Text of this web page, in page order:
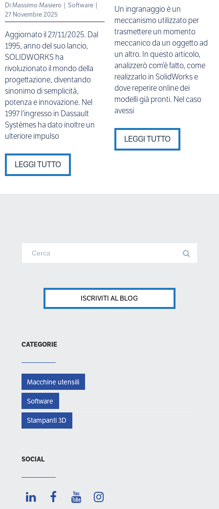
DiMassimo Masiero | Software |
27 Novembre 2025
Aggiornato il 27/11/2025. Dal
1995, anno del suo lancio,
SOLIDWORKS ha
rivoluzionato il mondo della
progettazione, diventando
sinonimo di semplicità,
potenza e innovazione. Nel
1997 l’ingresso in Dassault
Systèmes ha dato inoltre un
ulteriore impulso
LEGGI TUTTO
Un ingranaggio è un
meccanismo utilizzato per
trasmettere un momento
meccanico da un oggetto ad
un altro. In questo articolo,
analizzerò com’è fatto, come
realizzarlo in SolidWorks e
dove reperire online dei
modelli già pronti. Nel caso
avessi
LEGGI TUTTO
ISCRIVITI AL BLOG
CATEGORIE
Macchine utensili
Software
Stampanti 3D
SOCIAL